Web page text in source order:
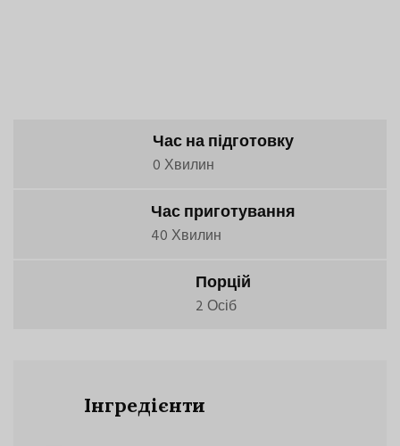
Час на підготовку
0 Хвилин
Час приготування
40 Хвилин
Порцій
2 Осіб
Інгредієнти